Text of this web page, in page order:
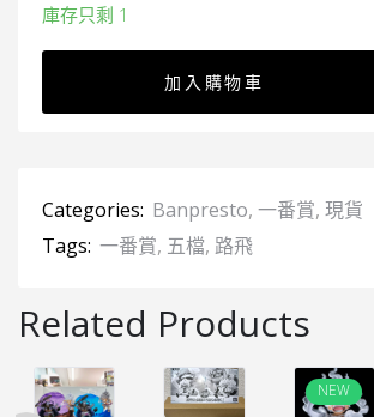
庫存只剩 1
加入購物車
Categories: Banpresto, 一番賞, 現貨
Tags: 一番賞, 五檔, 路飛
Related Products
NEW